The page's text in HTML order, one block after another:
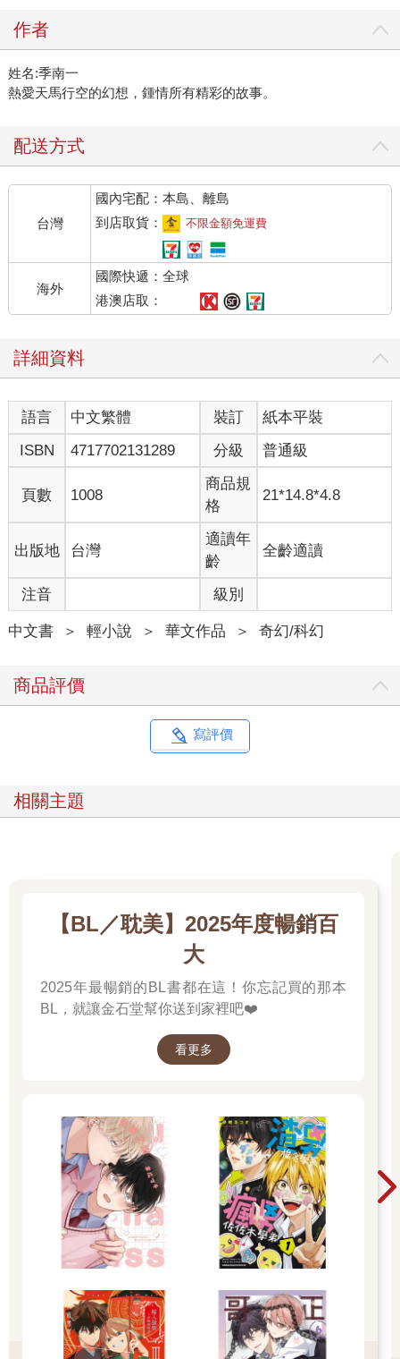
作者
姓名:季南一
熱愛天馬行空的幻想，鍾情所有精彩的故事。
配送方式
台灣
國內宅配：本島、離島
到店取貨：
不限金額免運費
海外
國際快遞：全球
港澳店取：
詳細資料
語言 中文繁體 裝訂
紙本平裝
ISBN
4717702131289 分級 普通級
頁數 1008
商品規
格
21*14.8*4.8
出版地 台灣
適讀年
齡
全齡適讀
注音 級別
中文書 ＞ 輕小說 ＞ 華文作品 ＞ 奇幻/科幻
商品評價
寫評價
相關主題
【BL／耽美】2025年度暢銷百
大
2025年最暢銷的BL書都在這！你忘記買的那本
BL，就讓金石堂幫你送到家裡吧❤️
看更多